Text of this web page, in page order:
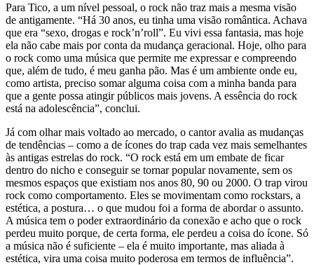
Para Tico, a um nível pessoal, o rock não traz mais a mesma visão
de antigamente. “Há 30 anos, eu tinha uma visão romântica. Achava
que era “sexo, drogas e rock’n’roll”. Eu vivi essa fantasia, mas hoje
ela não cabe mais por conta da mudança geracional. Hoje, olho para
o rock como uma música que permite me expressar e compreendo
que, além de tudo, é meu ganha pão. Mas é um ambiente onde eu,
como artista, preciso somar alguma coisa com a minha banda para
que a gente possa atingir públicos mais jovens. A essência do rock
está na adolescência”, conclui.
Já com olhar mais voltado ao mercado, o cantor avalia as mudanças
de tendências – como a de ícones do trap cada vez mais semelhantes
às antigas estrelas do rock. “O rock está em um embate de ficar
dentro do nicho e conseguir se tornar popular novamente, sem os
mesmos espaços que existiam nos anos 80, 90 ou 2000. O trap virou
rock como comportamento. Eles se movimentam como rockstars, a
estética, a postura… o que mudou foi a forma de abordar o assunto.
A música tem o poder extraordinário da conexão e acho que o rock
perdeu muito porque, de certa forma, ele perdeu a coisa do ícone. Só
a música não é suficiente – ela é muito importante, mas aliada à
estética, vira uma coisa muito poderosa em termos de influência”.